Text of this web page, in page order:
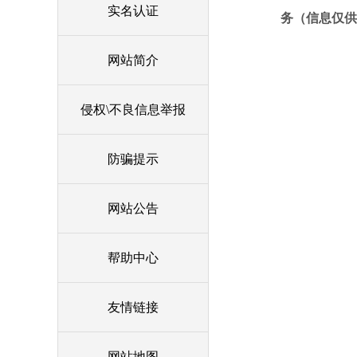
实名认证
网站简介
侵权\不良信息举报
防骗提示
网站公告
帮助中心
友情链接
务（信息仅